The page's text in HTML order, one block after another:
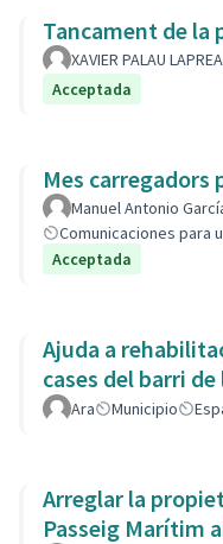
Tancament de la
XAVIER PALAU LAPREA
Acceptada
Mes carregadors
Manuel Antonio
Comunicaciones para
Acceptada
Ajuda a
cases del barri
Ara Municipio
Arreglar la
Passeig Marítim